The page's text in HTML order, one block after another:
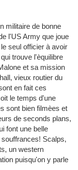
militaire de bonne
l'US Army que joue
seul officier à avoir
trouve l'èquilibre
et sa mission
vieux routier du
en fait ces
le temps d'une
sont bien filmèes et
de seconds plans,
font une belle
Scalps,
un western
puisqu'on y parle